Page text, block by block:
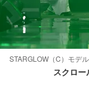
STARGLOW（C）モデ
スクロ